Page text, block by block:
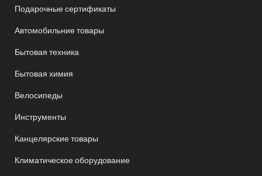
Подарочные сертификаты
Автомобильние товары
Бытовая техника
Бытовая химия
Велосипеды
Инструменты
Канцелярские товары
Климатическое оборудование